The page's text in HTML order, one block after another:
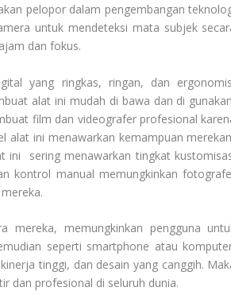
pelopor dalam pengembangan
untuk mendeteksi mata subjek
dan fokus.
yang ringkas, ringan, dan
alat ini mudah di bawa dan di
film dan videografer profesional
alat ini menawarkan kemampuan
ini sering menawarkan tingkat
kontrol manual memungkinkan
mereka, memungkinkan pengguna
seperti smartphone atau
tinggi, dan desain yang canggih.
dan profesional di seluruh dunia.